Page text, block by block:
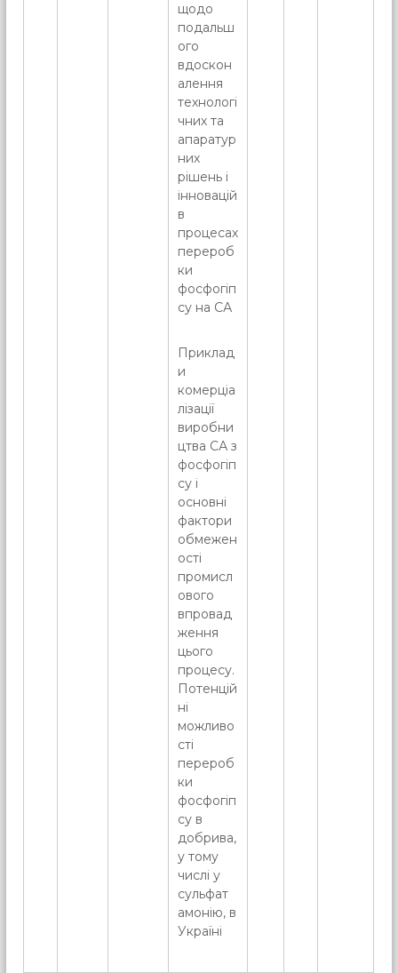
щодо
подальш
ого
вдоскон
алення
технологі
чних та
апаратур
них
рішень і
інновацій
в
процесах
перероб
ки
фосфогіп
су на СА
Приклад
и
комерціа
лізації
виробни
цтва СА з
фосфогіп
су і
основні
фактори
обмежен
ості
промисл
ового
впровад
ження
цього
процесу.
Потенцій
ні
можливо
сті
перероб
ки
фосфогіп
су в
добрива,
у тому
числі у
сульфат
амонію, в
Україні